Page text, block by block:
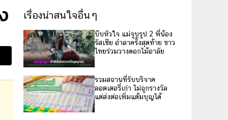
เรื่องน่าสนใจอื่นๆ
บีบหัวใจ แม่จูบรูป 2 พี่น้อง
รัสเซีย อำลาครั้งสุดท้าย ชาว
ไทยร่วมวางดอกไม้อาลัย
รวมสถานที่รับบริจาค
ลอตเตอรี่เก่า ไม่ถูกรางวัล
แต่ส่งต่อเพิ่มแต้มบุญได้